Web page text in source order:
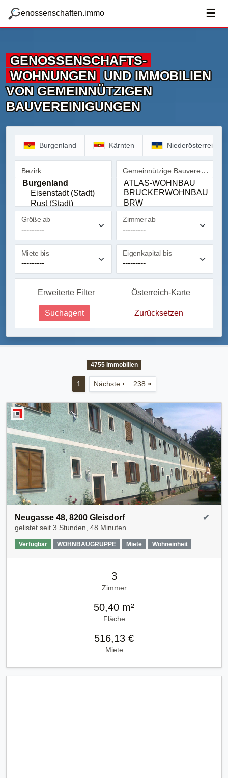
g
enossenschaften.immo ☰
GENOSSENSCHAFTS­
WOHNUNGEN UND IMMOBILIEN
VON GEMEINNÜTZIGEN
BAUVEREINIGUNGEN
Burgenland Kärnten Niederösterreich
Bezirk
Bezirk
Gemeinnützige Bauvereinigung
Gemeinnützige
Größe ab Zimmer ab
Miete bis Eigenkapital bis
Erweiterte Filter Österreich-Karte
Suchagent Zurücksetzen
4755Immobilien
1 Nächste › 238 »
Neugasse 48, 8200 Gleisdorf
gelistet seit 3 Stunden, 48 Minuten
Verfügbar WOHNBAUGRUPPE Miete Wohneinheit
✔
3
Zimmer
50,40 m²
Fläche
516,13 €
Miete